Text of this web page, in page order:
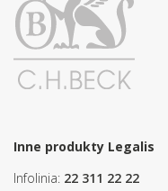
Inne produkty Legalis
Infolinia: 22 311 22 22